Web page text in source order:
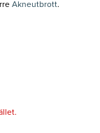
Akneutbrott.